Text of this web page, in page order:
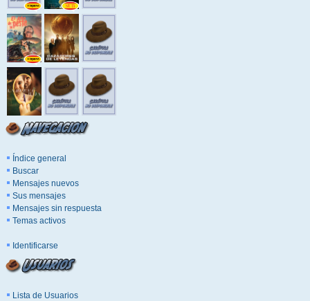
Índice general
Buscar
Mensajes nuevos
Sus mensajes
Mensajes sin respuesta
Temas activos
Identificarse
Lista de Usuarios